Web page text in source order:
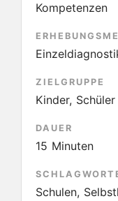
Kompetenzen
ZIELGRUPPE
Kinder, Schüler
DAUER
15 Minuten
Schulen,